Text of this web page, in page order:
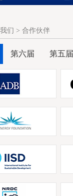
们 > 合作伙伴
第六届 第五届